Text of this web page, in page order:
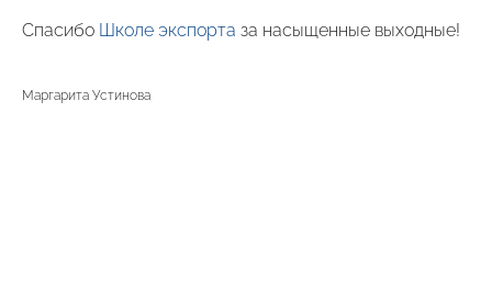
Спасибо Школе экспорта за насыщенные выходные!
Маргарита Устинова